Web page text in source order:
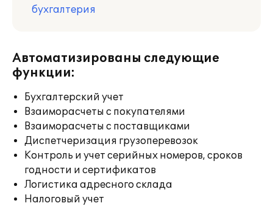
бухгалтерия
Автоматизированы следующие
функции:
Бухгалтерский учет
Взаиморасчеты с покупателями
Взаиморасчеты с поставщиками
Диспетчеризация грузоперевозок
Контроль и учет серийных номеров, сроков
годности и сертификатов
Логистика адресного склада
Налоговый учет